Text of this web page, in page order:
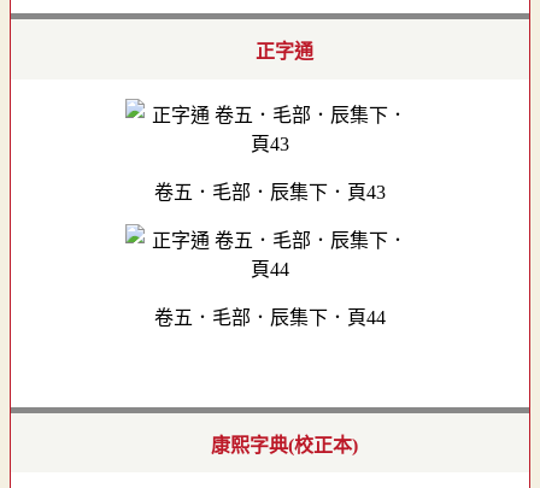
正字通
卷五．毛部．辰集下．頁43
卷五．毛部．辰集下．頁44
康熙字典(校正本)